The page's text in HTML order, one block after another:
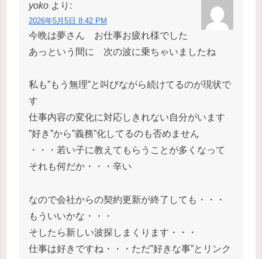
yoko より:
2026年5月5日 8:42 PM
今晩は夢さん お仕事お疲れ様でした
あっという間に 次の波に乗ちゃいましたね
私も”もう無理”と叫びながら続けてるのが現状で
す
仕事内容の変化に対応しきれない自分がいます
”好き”から”義務”化してるのも否めません
・・・若い子に教えてもらうことが多くなって
それも何だか・・・辛い
なので会社からの契約更新が終了しても・・・
もういいかな・・・
そしたら新しい波探しまくります・・・
仕事は好きですね・・・ただ”好きな事”とリンク